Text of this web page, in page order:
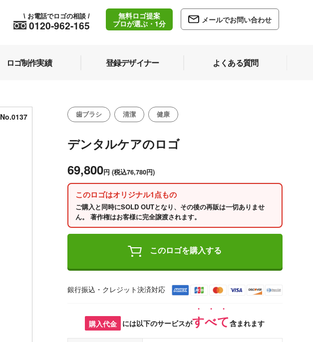
0120-962-165
\ お電話でロゴの相談 /
無料ロゴ提案
プロが選ぶ・1分
メールでお問い合わせ
ロゴ制作実績 登録デザイナー よくある質問
No.0137 歯ブラシ 清潔 健康
デンタルケアのロゴ
69,800円 (税込76,780円)
このロゴはオリジナル1点もの
ご購入と同時にSOLD OUTとなり、その後の再販は一切ありませ
ん。 著作権はお客様に完全譲渡されます。
このロゴを購入する
銀行振込・クレジット決済対応
購入代金 には以下のサービスがすべて含まれます